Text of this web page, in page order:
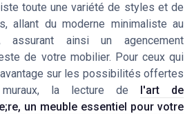
toute une variété de styles et de
allant du moderne minimaliste au
assurant ainsi un agencement
de votre mobilier. Pour ceux qui
sur les possibilités offertes
la lecture de l'art de
un meuble essentiel pour votre